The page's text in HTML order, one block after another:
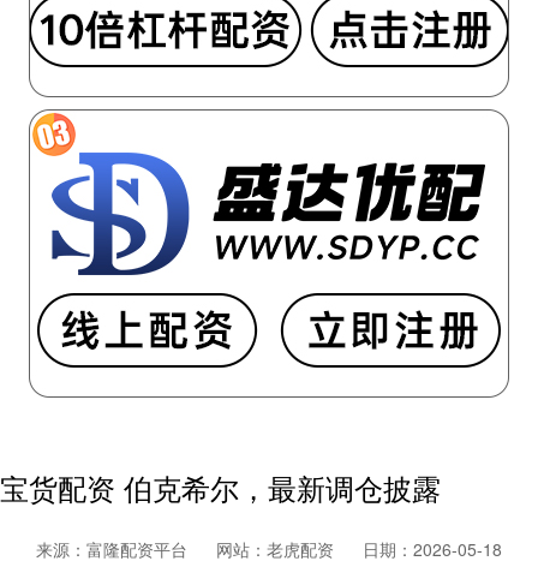
宝货配资 伯克希尔，最新调仓披露
来源：富隆配资平台 网站：老虎配资
日期：2026-05-18